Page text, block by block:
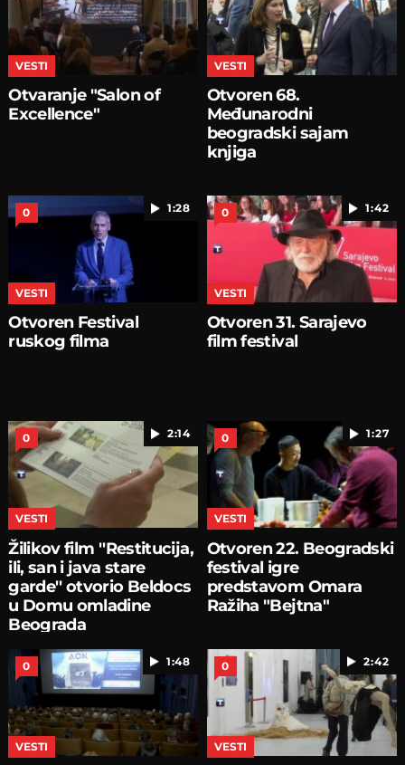
VESTI
Otvaranje "Salon of
Excellence"
VESTI
Otvoren 68.
Međunarodni
beogradski sajam
knjiga
1:28
0
VESTI
Otvoren Festival
ruskog filma
1:42
0
VESTI
Otvoren 31. Sarajevo
film festival
2:14
0
VESTI
Žilikov film ''Restitucija,
ili, san i java stare
garde'' otvorio Beldocs
u Domu omladine
Beograda
1:27
0
VESTI
Otvoren 22. Beogradski
festival igre
predstavom Omara
Ražiha "Bejtna"
1:48
0
VESTI
2:42
0
VESTI